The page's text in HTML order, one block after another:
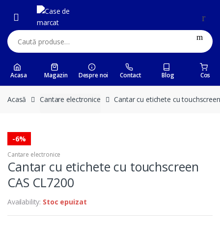
navigation
content
Caută:
Acasa Magazin Despre noi Contact Blog Cos
Acasă Cantare electronice Cantar cu etichete cu
-6%
Cantare electronice
Cantar cu etichete cu touchscreen
CAS CL7200
Availability: Stoc epuizat